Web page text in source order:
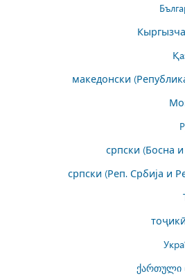
македонски
српски (Босна
српски (Реп. Србија и
ქართული